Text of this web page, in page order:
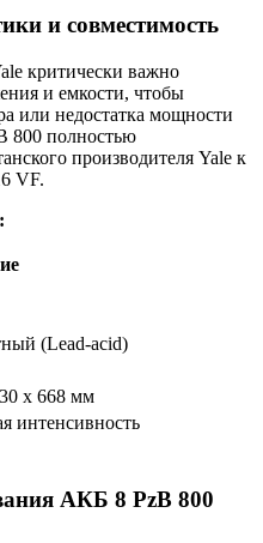
и совместимость
критически важно
и емкости, чтобы
или недостатка мощности
800 полностью
производителя Yale к
VF.
(Lead-acid)
x 668 мм
интенсивность
АКБ 8 PzB 800